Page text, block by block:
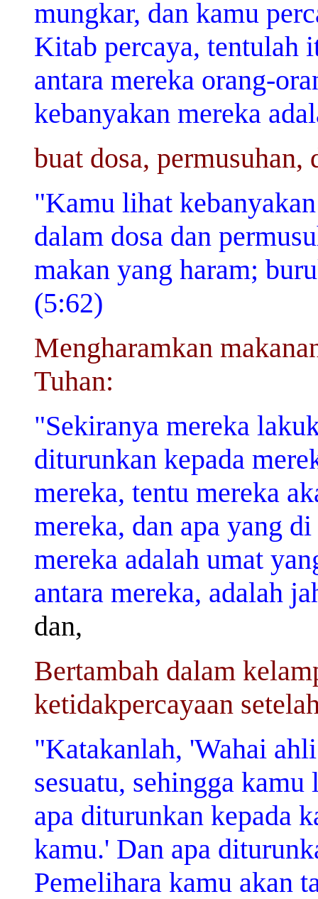
mungkar, dan kamu
Kitab percaya, tentulah
antara mereka orang-
kebanyakan mereka
buat dosa, permusuhan,
"Kamu lihat
dalam dosa dan
makan yang haram;
(5:62)
Mengharamkan
Tuhan:
"Sekiranya mereka
diturunkan kepada
mereka, tentu mereka
mereka, dan apa yang
mereka adalah umat
antara mereka, adalah
dan,
Bertambah dalam
ketidakpercayaan
"Katakanlah, 'Wahai
sesuatu, sehingga
apa diturunkan kepada
kamu.' Dan apa
Pemelihara kamu akan